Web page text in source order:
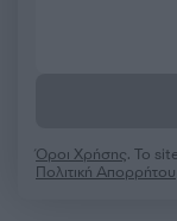
Όροι Χρήσης. Το
Πολιτική Απορρήτου